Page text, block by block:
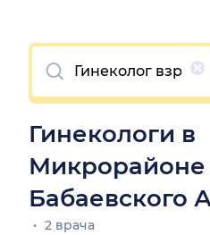
Очистить
Гинекологи в
Бабаевского
2 врача